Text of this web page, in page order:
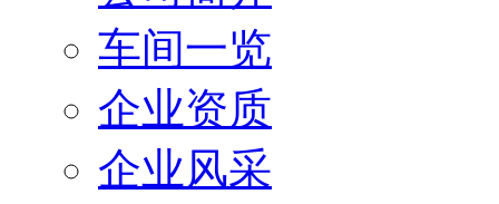
车间一览
企业资质
企业风采